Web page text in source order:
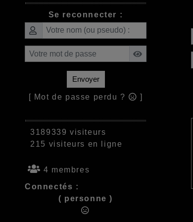
Se reconnecter :
Envoyer
[ Mot de passe perdu ? ]
3189339 visiteurs
215 visiteurs en ligne
4 membres
Connectés :
( personne )